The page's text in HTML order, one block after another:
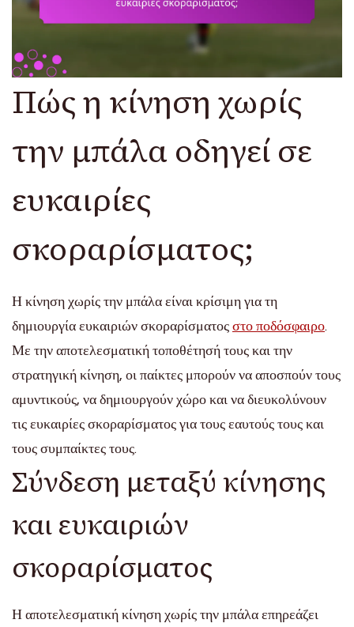
Πώς η κίνηση χωρίς
την μπάλα οδηγεί σε
ευκαιρίες
σκοραρίσματος;
Η κίνηση χωρίς την μπάλα είναι κρίσιμη για τη
δημιουργία ευκαιριών σκοραρίσματος στο ποδόσφαιρο.
Με την αποτελεσματική τοποθέτησή τους και την
στρατηγική κίνηση, οι παίκτες μπορούν να αποσπούν τους
αμυντικούς, να δημιουργούν χώρο και να διευκολύνουν
τις ευκαιρίες σκοραρίσματος για τους εαυτούς τους και
τους συμπαίκτες τους.
Σύνδεση μεταξύ κίνησης
και ευκαιριών
σκοραρίσματος
Η αποτελεσματική κίνηση χωρίς την μπάλα επηρεάζει